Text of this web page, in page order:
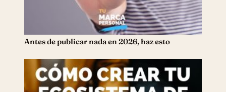
Antes de publicar nada en 2026, haz esto